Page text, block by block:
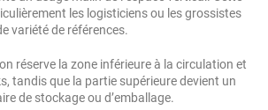
les logisticiens ou les grossistes
variété de références.
réserve la zone inférieure à la circulation et
tandis que la partie supérieure devient un
de stockage ou d’emballage.